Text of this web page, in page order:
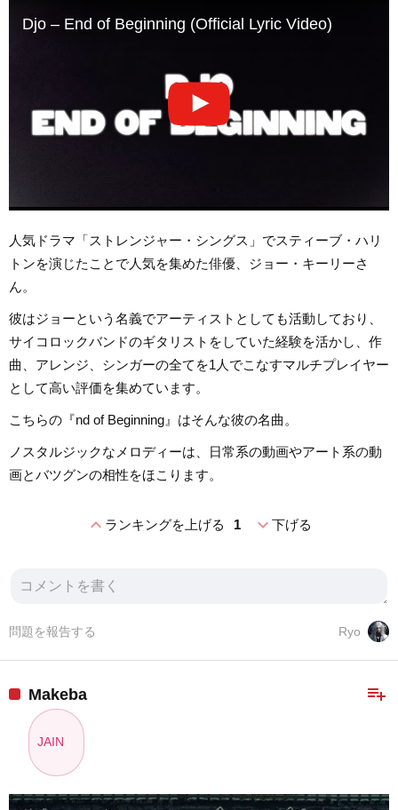
Djo – End of Beginning (Official Lyric Video)
人気ドラマ「ストレンジャー・シングス」でスティーブ・ハリ
トンを演じたことで人気を集めた俳優、ジョー・キーリーさ
ん。
彼はジョーという名義でアーティストとしても活動しており、
サイコロックバンドのギタリストをしていた経験を活かし、作
曲、アレンジ、シンガーの全てを1人でこなすマルチプレイヤー
として高い評価を集めています。
こちらの『nd of Beginning』はそんな彼の名曲。
ノスタルジックなメロディーは、日常系の動画やアート系の動
画とバツグンの相性をほこります。
expand_lessランキングを上げる 1 expand_more下げる
Ryo
問題を報告する
playlist_add
Makeba
JAIN